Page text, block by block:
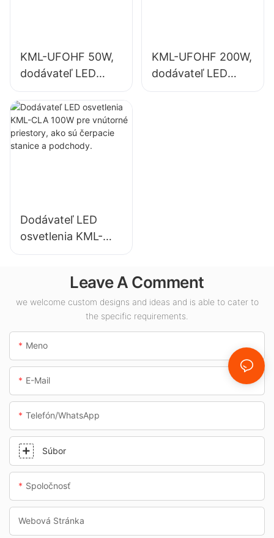
KML-UFOHF 50W,
dodávateľ LED
svietidiel do
vysokých hal pre
priemyselné
závody, sklady a
KML-UFOHF 200W,
dodávateľ LED
svietidiel pre
Dodávateľ LED
osvetlenia KML-
CLA 100W pre
ako sú čerpacie
stanice a
Leave A Comment
we welcome custom designs and ideas and is able to cater to
the specific requirements.
Meno
E-Mail
Telefón/whatsApp
Súbor
Spoločnosť
Webová Stránka